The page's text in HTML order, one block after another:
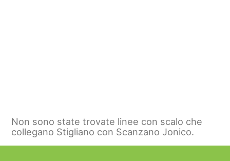
Non sono state trovate linee con scalo che
collegano Stigliano con Scanzano Jonico.